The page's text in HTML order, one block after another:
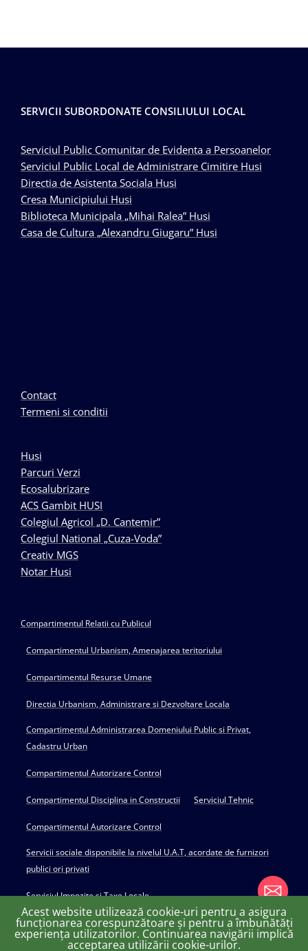
SERVICII SUBORDONATE CONSILIULUI LOCAL
Serviciul Public Comunitar de Evidenta a Persoanelor
Serviciul Public Local de Administrare Cimitire Husi
Directia de Asistenta Sociala Husi
Cresa Municipiului Husi
Biblioteca Municipala „Mihai Ralea” Husi
Casa de Cultura „Alexandru Giugaru” Husi
Contact
Termeni si conditii
Husi
Parcuri Verzi
Ecosalubrizare
ACS Gambit HUSI
Colegiul Agricol „D. Cantemir”
Colegiul National „Cuza-Voda”
Creativ MGS
Notar Husi
Compartimentul Relatii cu Publicul
Compartimentul Urbanism, Amenajarea teritoriului
Compartimentul Resurse Umane
Directia Urbanism, Administrare si Dezvoltare Locala
Compartimentul Administrarea Domeniului Public si Privat,
Cadastru Urban
Compartimentul Autorizare Control
Compartimentul Disciplina in Constructii Serviciul Tehnic
Compartimentul Autorizare Control
Servicii sociale disponibile la nivelul U.A.T, acordate de furnizori
publici ori privati
Serviciul Impozite si Taxe Locale
Copyright © 2022 Primăria Huși - powered by Creativ MGS
Acest website utilizează cookie-uri pentru a asigura
funcționarea corespunzătoare și pentru a îmbunătăți
experiența utilizatorilor. Continuarea navigării implică
acceptarea utilizării cookie-urilor. chaty